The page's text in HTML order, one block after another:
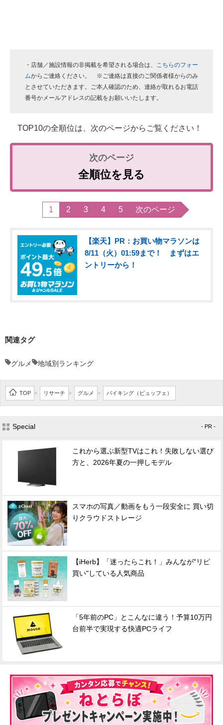
・店舗／施設情報の非掲載を希望される場合は、 こちらのフォー
ムからご連絡ください。 ※ご連絡は直接のご関係者様からのみ
とさせていただきます。ご本人確認のため、連絡が取れるお電話
番号かメールアドレスの記載をお願いいたします。
TOP10の全順位は、次のページからご覧ください！
全順位を見る
1 2 3 4 5 次のページ
【楽天】PR：お買い物マラソンは
8/11（火）01:59まで！ まずはエ
ントリーから！
関連タグ
グルメ 地域別ランキング
TOP > リサーチ > グルメ > バイキング（ビュッフェ）
Special - PR -
これから選ぶ新型TVはこれ！失敗しない選び
方と、2026年夏の一押しモデル
スマホの写真／動画をもう一段安全に 買い切
りクラウドストレージ
【iHerb】「迷ったらこれ！」みんなが"リピ
買い"している人気商品
「5年前のPC」とこんなに違う！予算10万円
台前半で実現する快適PCライフ